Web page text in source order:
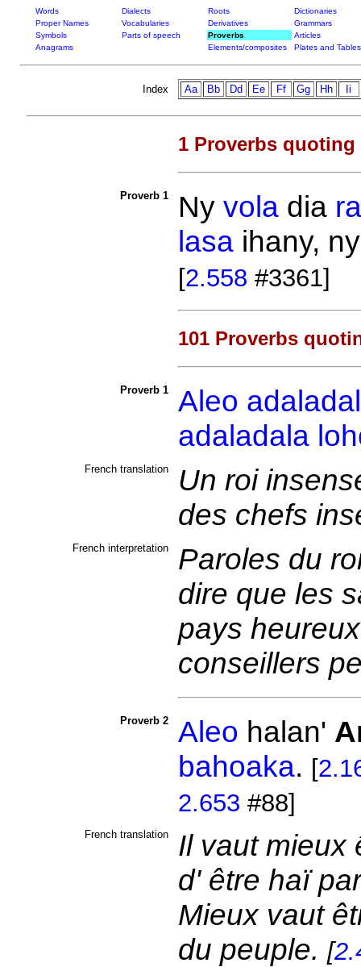
Words Dialects Roots
Dictionaries
Proper Names
Vocabularies Derivatives
Grammars
Symbols
Parts of speech Proverbs
Articles
Anagrams
Elements/composites Plates and Tables
Index Aa Bb Dd Ee Ff Gg Hh Ii
1 Proverbs
Proverb 1 Ny voladia
lasaihany,
[2.558 #3361]
101 Proverbs
Proverb 1 Aleo
adaladala
French translation
Un roi
des chefs
French interpretation
Paroles du
dire que les
pays
conseillers
Proverb 2 Aleo halan'
bahoaka. [
2.653 #88]
French translation
Il vaut mieux
d' être haï
Mieux vaut
du peuple. [